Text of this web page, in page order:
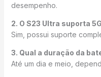
desempenho.
2. O S23 Ultra suporta
Sim, possui suporte
3. Qual a duração da
Até um dia e meio,